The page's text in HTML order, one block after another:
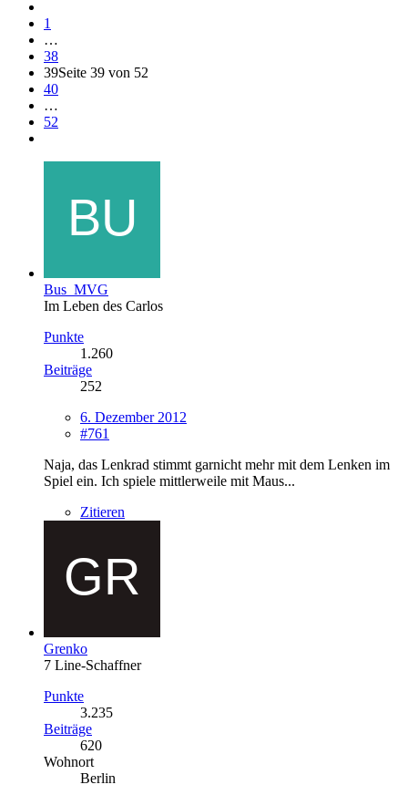
1
…
38
39Seite 39 von 52
40
…
52
Bus_MVG
Im Leben des Carlos
Punkte
1.260
Beiträge
252
6. Dezember 2012
#761
Naja, das Lenkrad stimmt garnicht mehr mit dem Lenken im
Spiel ein. Ich spiele mittlerweile mit Maus...
Zitieren
Grenko
7 Line-Schaffner
Punkte
3.235
Beiträge
620
Wohnort
Berlin